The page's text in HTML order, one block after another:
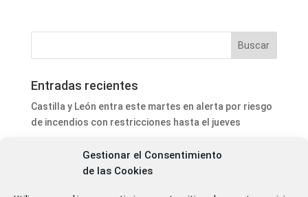
Gestionar el Consentimiento
de las Cookies
Entradas recientes
Castilla y León entra este martes en alerta por riesgo
de incendios con restricciones hasta el jueves
iluminación y suelo de caucho en parques